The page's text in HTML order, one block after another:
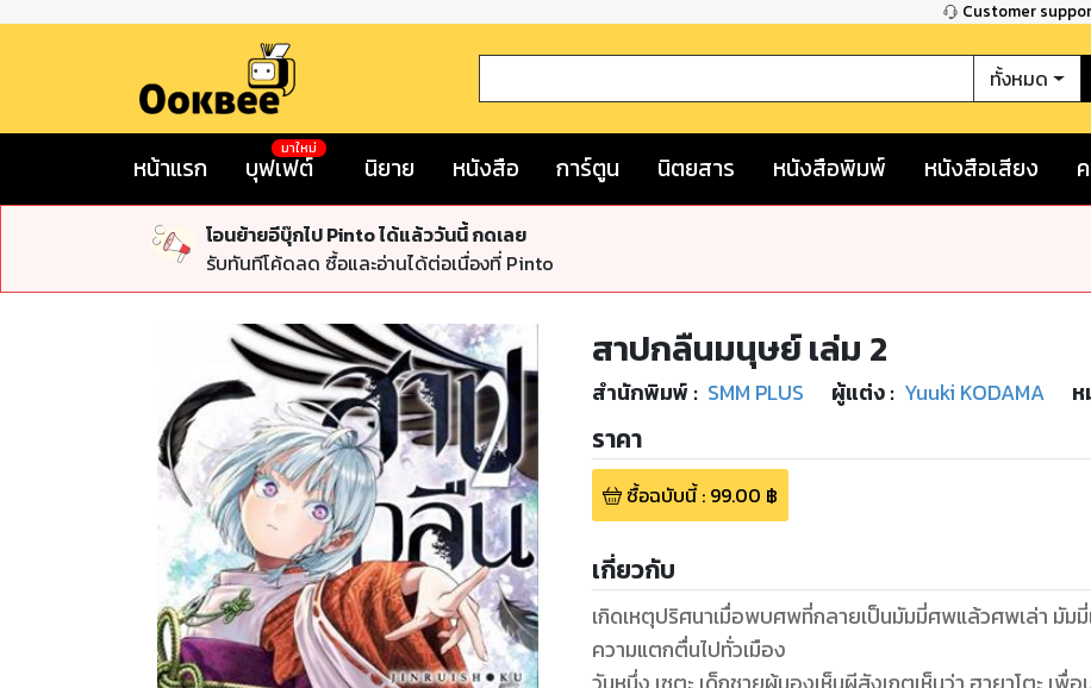
Customer
ทั้งหมด
หน้าแรก บุฟเฟต์
มาใหม่
นิยาย หนังสือ การ์ตูน นิตยสาร หนังสือพิมพ์ หนังสือเสียง
โอนย้ายอีบุ๊กไป Pinto ได้แล้ววันนี้ กดเลย
รับทันทีโค้ดลด ซื้อและอ่านได้ต่อเนื่องที่ Pinto
สาปกลืนมนุษย์ เล่ม 2
สำนักพิมพ์ : SMM PLUS ผู้แต่ง : Yuuki KODAMA ห
ราคา
ซื้อฉบับนี้: 99.00 ฿
เกี่ยวกับ
เกิดเหตุปริศนาเมื่อพบศพที่กลายเป็นมัมมี่ศพแล้วศพเล่า มัม
ความแตกตื่นไปทั่วเมือง